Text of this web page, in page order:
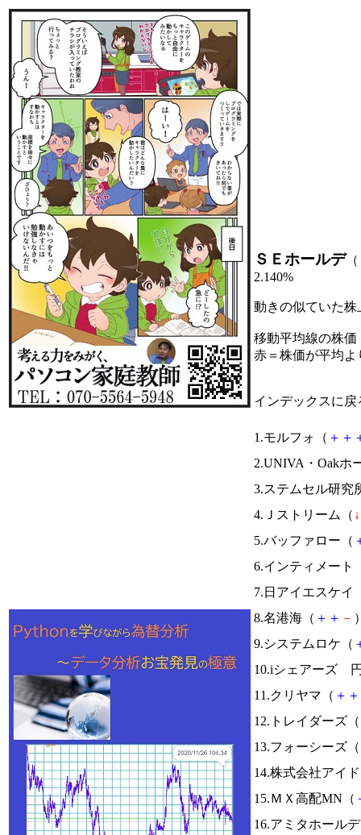
ＳＥホールデ（
2.140%
動きの似ていた
移動平均線の株価
赤＝株価が平均
インデックスに戻
1.モルフォ（ ＋ ＋
2.UNIVA・Oakホ
3.ステムセル研究
4.Ｊストリーム（ ↓
5.バッファロー（
6.インティメート
7.日アイエスケイ
8.名港海（ ＋ ＋ －
9.システムロケ（
10.iシェアーズ
11.クリヤマ（ ＋ ＋
12.トレイダーズ（
13.フォーシーズ（
14.株式会社アイ
15.ＭＸ高配MN（
16.アミタホール